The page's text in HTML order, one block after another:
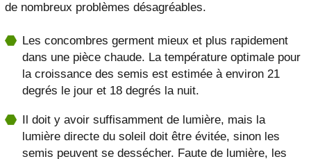
de nombreux problèmes désagréables.
Les concombres germent mieux et plus rapidement
dans une pièce chaude. La température optimale pour
la croissance des semis est estimée à environ 21
degrés le jour et 18 degrés la nuit.
Il doit y avoir suffisamment de lumière, mais la
lumière directe du soleil doit être évitée, sinon les
semis peuvent se dessécher. Faute de lumière, les